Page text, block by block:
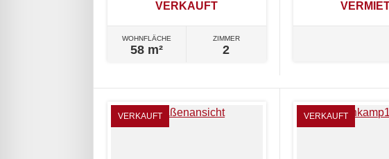
VERKAUFT
WOHNFLÄCHE
58 m²
ZIMMER
2
VERKAUFT VERKAUFT